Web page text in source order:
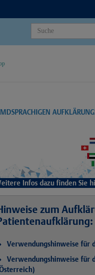
Infos dazu finden Sie
zum
Verwendungshinweise für
Verwendungshinweise für